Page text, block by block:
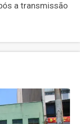
a transmissão